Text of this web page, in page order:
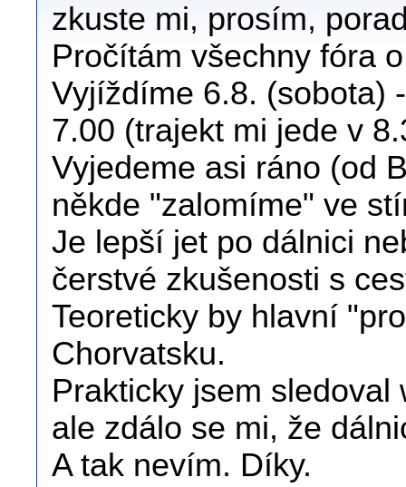
zkuste mi, prosím,
Pročítám všechny fóra
Vyjíždíme 6.8. (sobota)
7.00 (trajekt mi jede v
Vyjedeme asi ráno (od
někde "zalomíme" ve
Je lepší jet po dálnici
čerstvé zkušenosti s
Teoreticky by hlavní
Chorvatsku.
Prakticky jsem
ale zdálo se mi, že
A tak nevím. Díky.